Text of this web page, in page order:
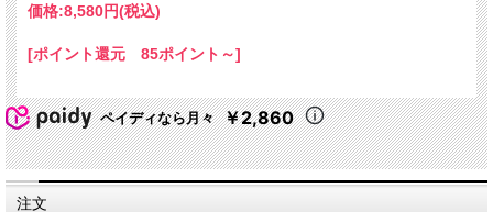
価格:8,580円(税込)
[ポイント還元 85ポイント～]
ペイディなら月々 ￥2,860
注文